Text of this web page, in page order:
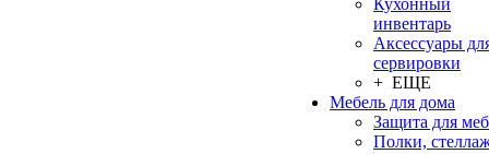
Кухонный
инвентарь
Аксессуары
сервировки
+ ЕЩЕ
Мебель для дома
Защита для
Полки,